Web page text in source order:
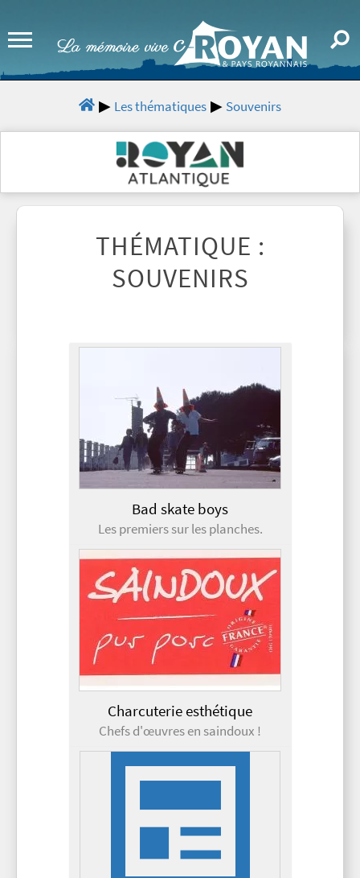
Les thématiques Souvenirs
THÉMATIQUE :
SOUVENIRS
Bad skate boys
Les premiers sur les planches.
Charcuterie esthétique
Chefs d'œuvres en saindoux !